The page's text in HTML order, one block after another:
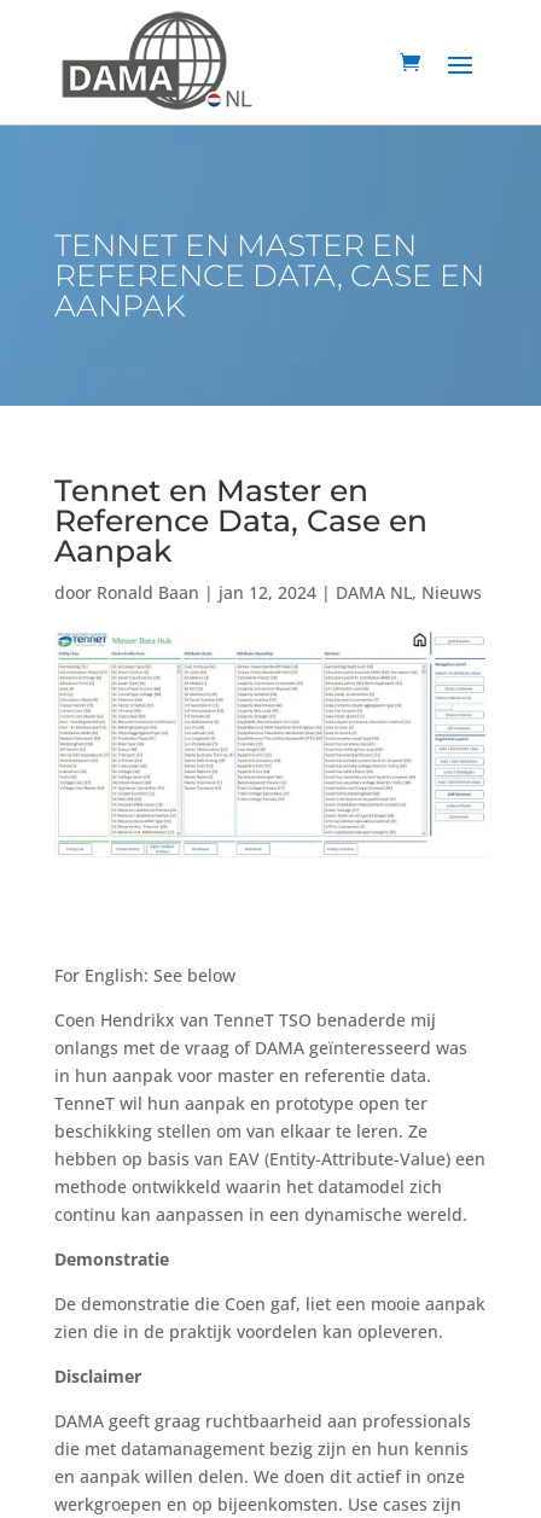
TENNET EN MASTER EN
REFERENCE DATA, CASE EN
AANPAK
Tennet en Master en
Reference Data, Case en
Aanpak
door Ronald Baan | jan 12, 2024| DAMA NL, Nieuws
For English: See below
Coen Hendrikx van TenneT TSO benaderde mij
onlangs met de vraag of DAMA geïnteresseerd was
in hun aanpak voor master en referentie data.
TenneT wil hun aanpak en prototype open ter
beschikking stellen om van elkaar te leren. Ze
hebben op basis van EAV (Entity-Attribute-Value) een
methode ontwikkeld waarin het datamodel zich
continu kan aanpassen in een dynamische wereld.
Demonstratie
De demonstratie die Coen gaf, liet een mooie aanpak
zien die in de praktijk voordelen kan opleveren.
Disclaimer
DAMA geeft graag ruchtbaarheid aan professionals
die met datamanagement bezig zijn en hun kennis
en aanpak willen delen. We doen dit actief in onze
werkgroepen en op bijeenkomsten. Use cases zijn